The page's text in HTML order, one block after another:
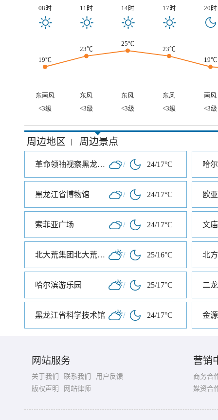
08时 11时 14时 17时 20时
19℃
23℃
25℃
23℃
19℃
东南风 东风 东风 东风
南风
<3级
<3级 <3级 <3级 <3级
周边地区 | 周边景点
革命领袖视察黑龙江纪念馆 / 24/17°C
黑龙江省博物馆 / 24/17°C 欧
索菲亚广场 / 24/17°C 文庙
北大荒集团北大荒现代农业园 / 25/16°C 北
哈尔滨游乐园 / 25/17°C 二
黑龙江省科学技术馆 / 24/17°C 金
网站服务
关于我们 联系我们
用户反馈
版权声明
网站律师
营销
商务合
媒资合